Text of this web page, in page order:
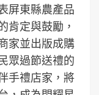
屏東縣農產品
肯定與鼓勵，
家並出版成購
眾過節送禮的
手禮店家，將